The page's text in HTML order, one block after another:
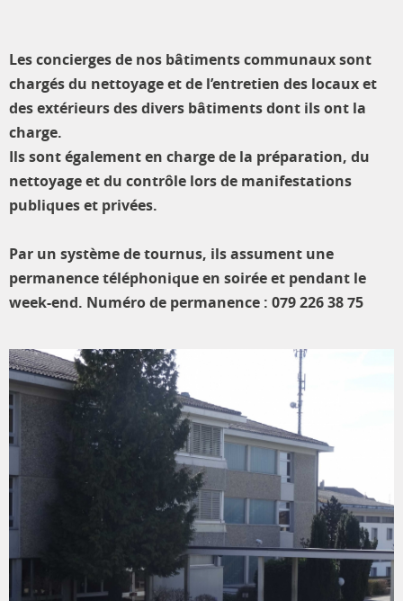
Les concierges de nos bâtiments communaux sont
chargés du nettoyage et de l’entretien des locaux et
des extérieurs des divers bâtiments dont ils ont la
charge.
Ils sont également en charge de la préparation, du
nettoyage et du contrôle lors de manifestations
publiques et privées.
Par un système de tournus, ils assument une
permanence téléphonique en soirée et pendant le
week-end. Numéro de permanence : 079 226 38 75